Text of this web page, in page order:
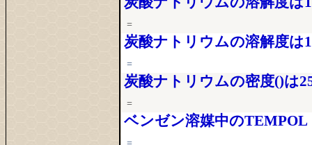
=
炭酸ナトリウムの溶解度は
=
炭酸ナトリウムの密度()は
=
ベンゼン溶媒中のTEMPOL